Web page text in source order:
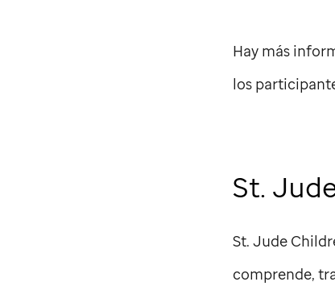
Hay más
los
St.
St. Jude
comprende,